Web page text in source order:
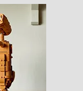
bonhomme de neige
! Aide la police à
avec une voiture
la guimauve sur un
un ensemble de
être intégrés avec tes
des neiges, un